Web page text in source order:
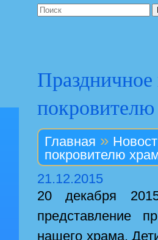
Праздничное
Главная »
покровителю
21.12.2015
20 декабря
представление
нашего храма.